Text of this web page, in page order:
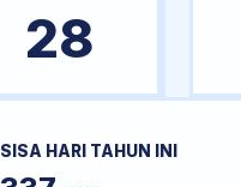
28
SISA HARI TAHUN INI